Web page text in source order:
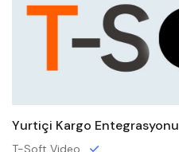
Yurtiçi Kargo Entegrasyonu
T-Soft Video